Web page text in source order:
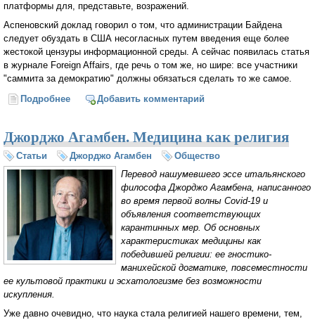
платформы для, представьте, возражений.
Аспеновский доклад говорил о том, что администрации Байдена
следует обуздать в США несогласных путем введения еще более
жестокой цензуры информационной среды. А сейчас появилась статья
в журнале Foreign Affairs, где речь о том же, но шире: все участники
"саммита за демократию" должны обязаться сделать то же самое.
Подробнее о Дмитрий Косырев: «Во имя свободы всем
Добавить комментарий
Джорджо Агамбен. Медицина как религия
Статьи Джорджо Агамбен
Общество
Перевод нашумевшего эссе итальянского
философа Джорджо Агамбена, написанного
во время первой волны Covid-19 и
объявления соответствующих
карантинных мер. Об основных
характеристиках медицины как
победившей религии: ее гностико-
манихейской догматике, повсеместности
ее культовой практики и эсхатологизме без возможности
искупления.
Уже давно очевидно, что наука стала религией нашего времени, тем,